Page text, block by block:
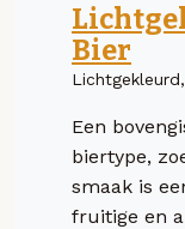
Bier
Een
biertype,
smaak is
fruitige en